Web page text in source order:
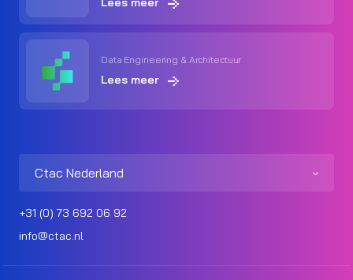
Data Engineering & Architectuur
Lees meer
Ctac Nederland
+31 (0) 73 692 06 92
info@ctac.nl